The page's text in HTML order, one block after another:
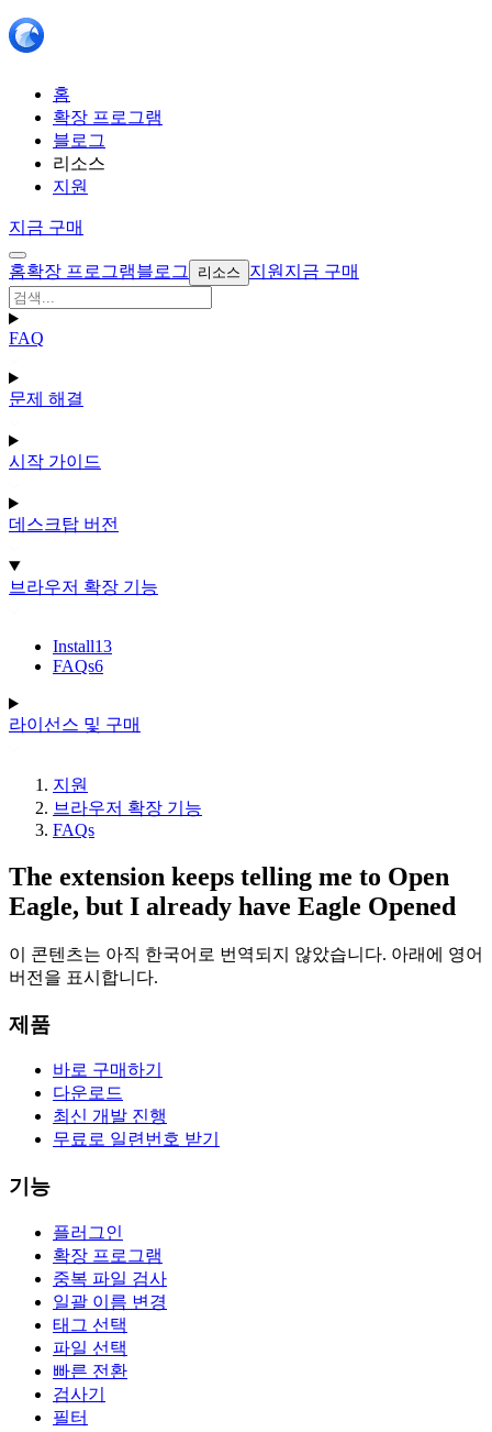
홈
확장 프로그램
블로그
리소스
지원
지금 구매
홈확장 프로그램블로그 리소스 지원 지금 구매
FAQ
문제 해결
시작 가이드
데스크탑 버전
브라우저 확장 기능
Install13
FAQs6
라이선스 및 구매
지원
브라우저 확장 기능
FAQs
The extension keeps telling me to Open
Eagle, but I already have Eagle Opened
이 콘텐츠는 아직 한국어로 번역되지 않았습니다. 아래에 영어
버전을 표시합니다.
제품
바로 구매하기
다운로드
최신 개발 진행
무료로 일련번호 받기
기능
플러그인
확장 프로그램
중복 파일 검사
일괄 이름 변경
태그 선택
파일 선택
빠른 전환
검사기
필터